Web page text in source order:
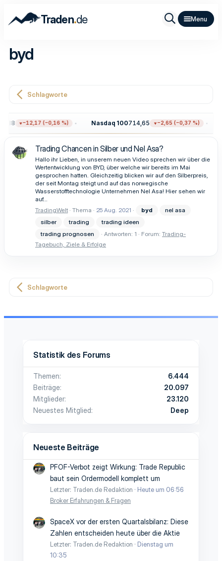
Traden.de
byd
Schlagworte
−12,17 (−0,16 %) Nasdaq 100714,65 −2,65 (−0,37 %)
Trading Chancen in Silber und Nel Asa?
Hallo ihr Lieben, in unserem neuen Video sprechen wir über die
Wertentwicklung von BYD, über welche wir bereits im Mai
gesprochen hatten. Gleichzeitig blicken wir auf den Silberpreis,
der seit Montag steigt und auf das norwegische
Wasserstofftechnologie Unternehmen Nel Asa! Hier sehen wir
auf...
TradingWelt Thema 25 Aug. 2021 byd
nel asa
silber
trading
trading ideen
trading prognosen
Antworten: 1 Forum: Trading-
Tagebuch, Ziele & Erfolge
Schlagworte
Statistik des Forums
Themen
6.444
Beiträge
20.097
Mitglieder
23.120
Neuestes Mitglied
Deep
Neueste Beiträge
PFOF-Verbot zeigt Wirkung: Trade Republic
baut sein Ordermodell komplett um
Letzter: Traden.de Redaktion
Heute um 06:56
Broker Erfahrungen & Fragen
SpaceX vor der ersten Quartalsbilanz: Diese
Zahlen entscheiden heute über die Aktie
Letzter: Traden.de Redaktion
Dienstag um
10:35